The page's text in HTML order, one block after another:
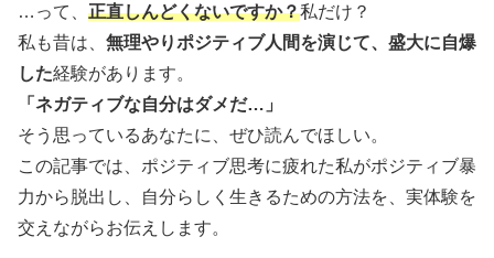
…って、 正直しんどくないですか？私だけ？
私も昔は、 無理やりポジティブ人間を演じて、盛大に自爆
した経験があります。
「ネガティブな自分はダメだ…」
そう思っているあなたに、ぜひ読んでほしい。
この記事では、ポジティブ思考に疲れた私がポジティブ暴
力から脱出し、自分らしく生きるための方法を、実体験を
交えながらお伝えします。